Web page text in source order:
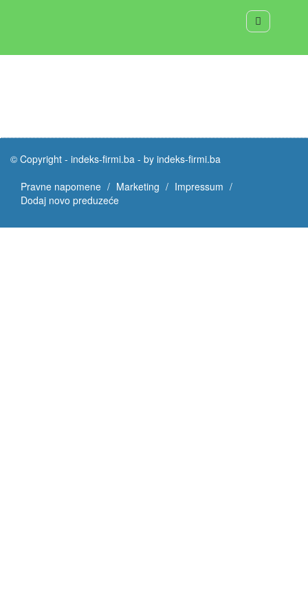
© Copyright - indeks-firmi.ba - by indeks-firmi.ba
Pravne napomene
Marketing
Impressum
Dodaj novo preduzeće